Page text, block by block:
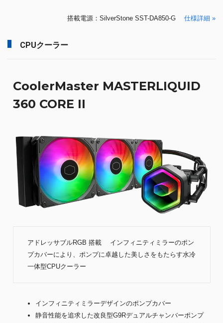
搭載電源：SilverStone SST-DA850-G 仕様詳細 »
CPUクーラー
CoolerMaster MASTERLIQUID
360 CORE II
アドレッサブルRGB 搭載 インフィニティミラーのポン
プカバーにより、ポンプに卓越した美しさをもたらす水冷
一体型CPUクーラー
インフィニティミラーデザインのポンプカバー
静音性能を追求した改良型G9Rデュアルチャンバーポンプ